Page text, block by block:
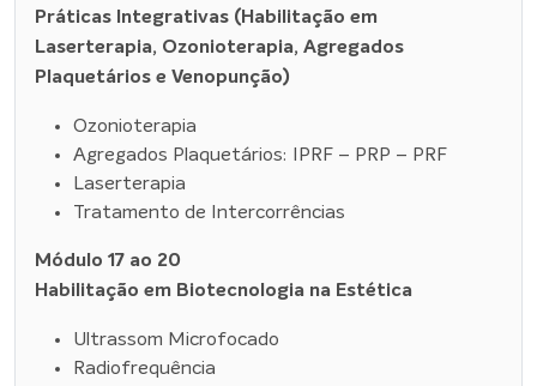
Práticas Integrativas (Habilitação em
Laserterapia, Ozonioterapia, Agregados
Plaquetários e Venopunção)
Ozonioterapia
Agregados Plaquetários: IPRF – PRP – PRF
Laserterapia
Tratamento de Intercorrências
Módulo 17 ao 20
Habilitação em Biotecnologia na Estética
Ultrassom Microfocado
Radiofrequência